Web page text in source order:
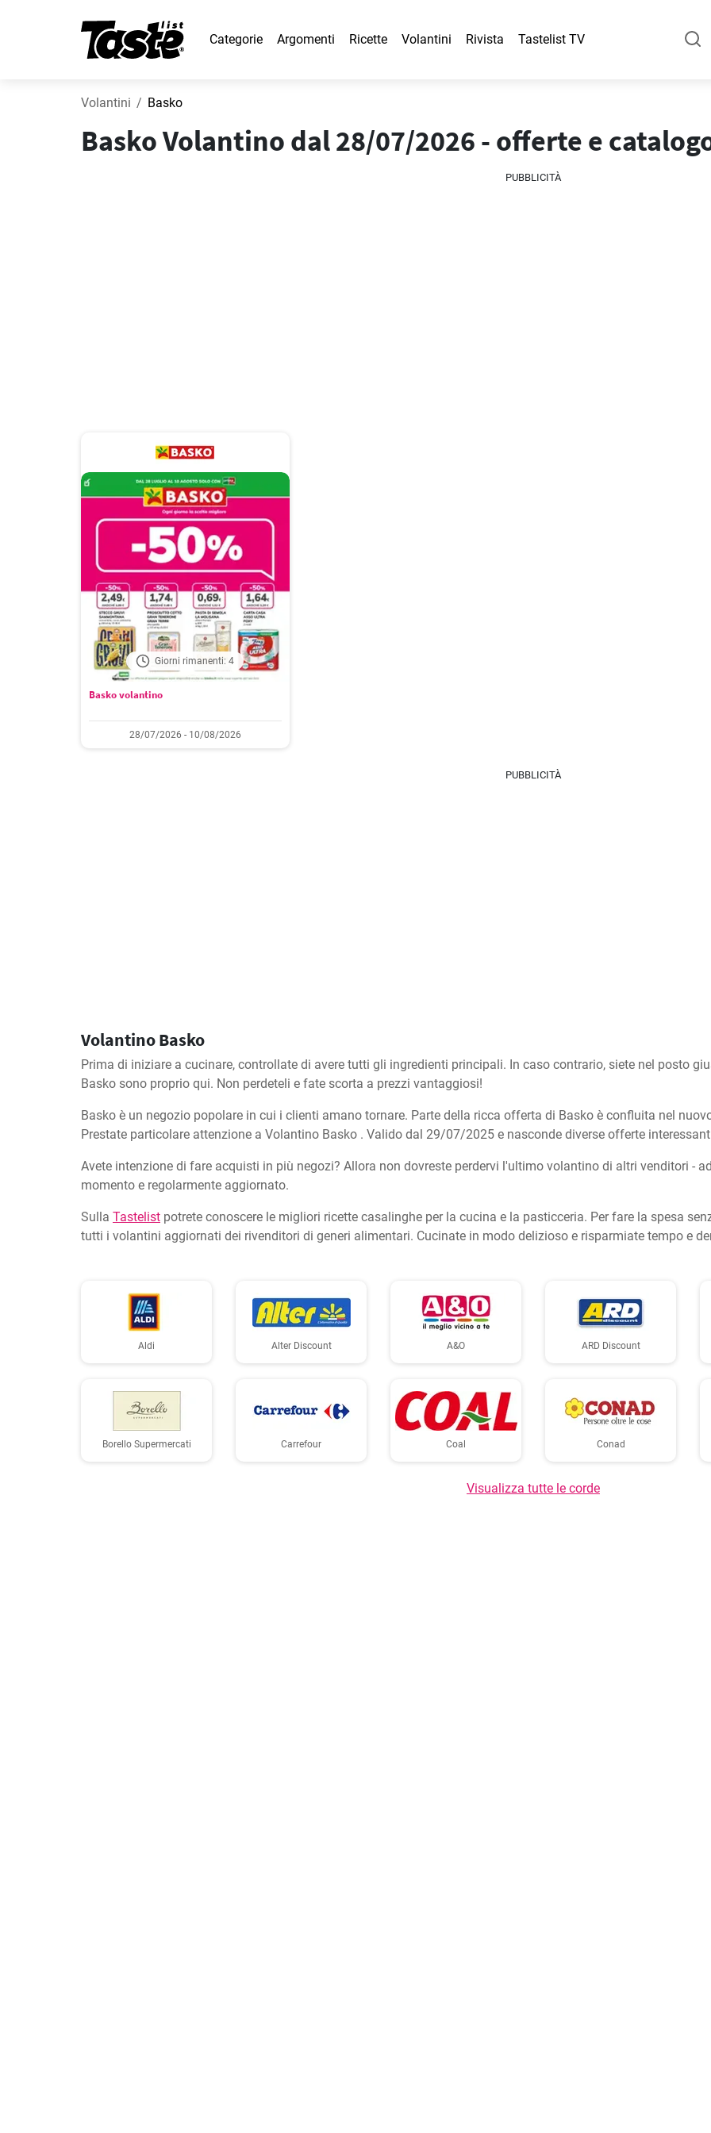
Categorie Argomenti Ricette Volantini Rivista Tastelist TV
Volantini Basko
Basko Volantino dal 28/07/2026 - offerte e
PUBBLICITÀ
Giorni rimanenti: 4
Basko volantino
28/07/2026 - 10/08/2026
PUBBLICITÀ
Volantino Basko
Prima di iniziare a cucinare, controllate di avere tutti gli ingredienti principali. In caso contrario, siete nel posto
Basko sono proprio qui. Non perdeteli e fate scorta a prezzi vantaggiosi!
Basko è un negozio popolare in cui i clienti amano tornare. Parte della ricca offerta di Basko è confluita nel
Prestate particolare attenzione a Volantino Basko . Valido dal 29/07/2025 e nasconde diverse offerte
Avete intenzione di fare acquisti in più negozi? Allora non dovreste perdervi l'ultimo volantino di altri venditori -
momento e regolarmente aggiornato.
Sulla Tastelist potrete conoscere le migliori ricette casalinghe per la cucina e la pasticceria. Per fare la spesa
tutti i volantini aggiornati dei rivenditori di generi alimentari. Cucinate in modo delizioso e risparmiate tempo e
Aldi Alter Discount A&O ARD Discount
Borello Supermercati Carrefour Coal Conad
Visualizza tutte le corde